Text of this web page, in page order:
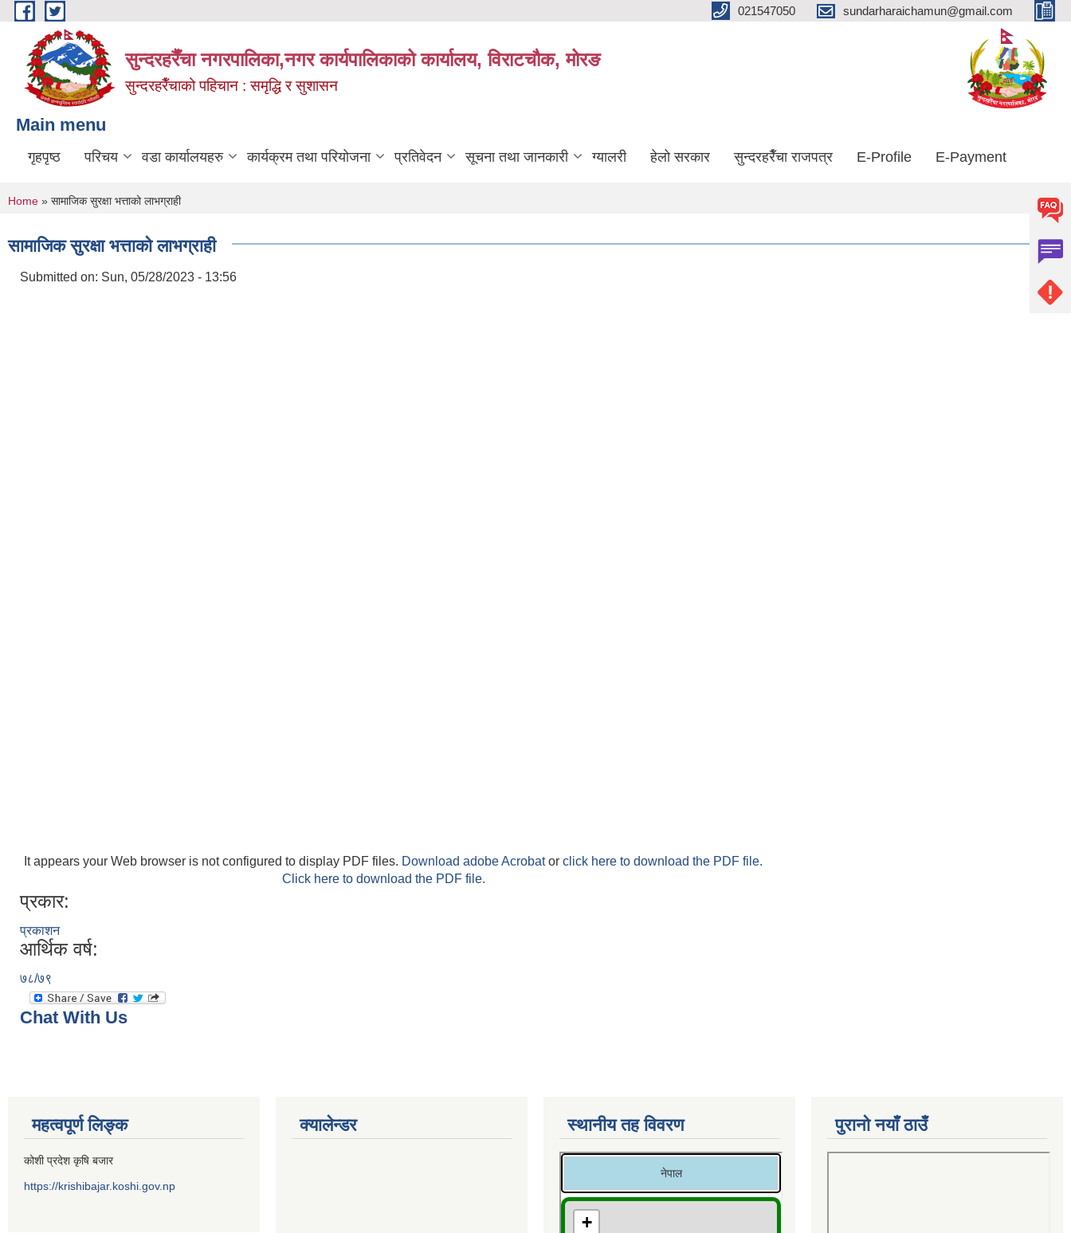
Skip to main content 021547050 sundarharaichamun@gmail.com
सुन्दरहरैँचा नगरपालिका,नगर कार्यपालिकाको कार्यालय, विराटचौक, मोरङ
सुन्दरहरैँचाको पहिचान : समृद्धि र सुशासन
Main menu
गृहपृष्ठ परिचय वडा कार्यालयहरु कार्यक्रम तथा परियोजना प्रतिवेदन सूचना तथा जानकारी ग्यालरी हेलो सरकार सुन्दरहरैँचा राजपत्र E-Profile E-Payment
You are here
Home » सामाजिक सुरक्षा भत्ताको लाभग्राही
सामाजिक सुरक्षा भत्ताको लाभग्राही
Submitted on: Sun, 05/28/2023 - 13:56
It appears your Web browser is not configured to display PDF files. Download adobe Acrobator click here to download the PDF file.
Click here to download the PDF file.
प्रकार:
प्रकाशन
आर्थिक वर्ष:
७८/७९
Chat With Us
महत्वपूर्ण लिङ्क
कोशी प्रदेश कृषि बजार
https://krishibajar.koshi.gov.np
क्यालेन्डर स्थानीय तह विवरण पुरानो नयाँ ठाउँ